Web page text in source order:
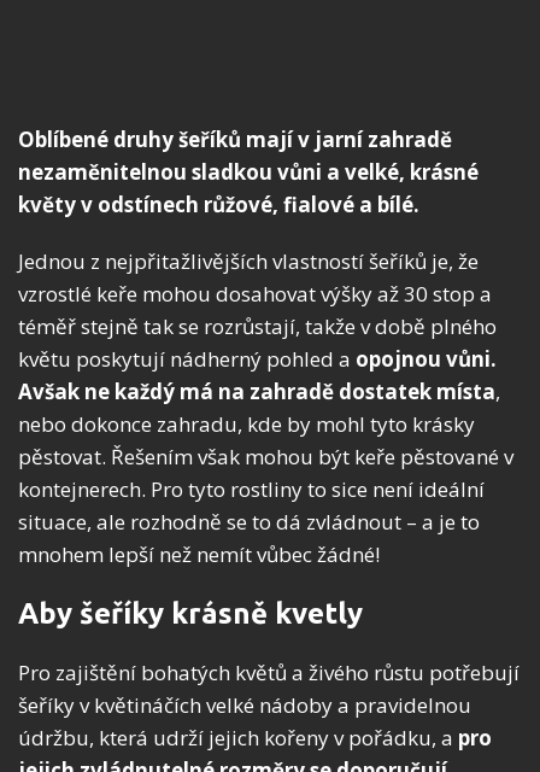
Oblíbené druhy šeříků mají v jarní zahradě
nezaměnitelnou sladkou vůni a velké, krásné
květy v odstínech růžové, fialové a bílé.
Jednou z nejpřitažlivějších vlastností šeříků je, že
vzrostlé keře mohou dosahovat výšky až 30 stop a
téměř stejně tak se rozrůstají, takže v době plného
květu poskytují nádherný pohled a opojnou vůni.
Avšak ne každý má na zahradě dostatek místa,
nebo dokonce zahradu, kde by mohl tyto krásky
pěstovat. Řešením však mohou být keře pěstované v
kontejnerech. Pro tyto rostliny to sice není ideální
situace, ale rozhodně se to dá zvládnout – a je to
mnohem lepší než nemít vůbec žádné!
Aby šeříky krásně kvetly
Pro zajištění bohatých květů a živého růstu potřebují
šeříky v květináčích velké nádoby a pravidelnou
údržbu, která udrží jejich kořeny v pořádku, a pro